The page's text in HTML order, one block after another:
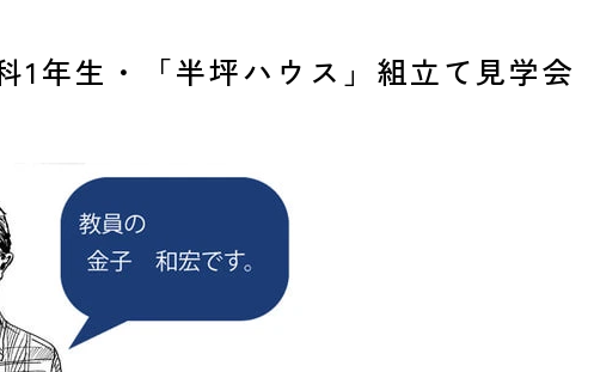
1年生・「半坪ハウス」組立て見学会